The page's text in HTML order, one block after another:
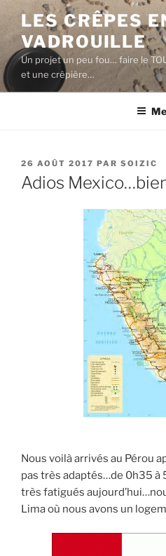
contenu
principal
LES CRÊPES
VADROUILLE
Un projet un peu fou… faire le
et une crêpière…
PUBLIÉ
LE
26 AOÛT 2017 PAR SOIZIC
Adios
Nous voilà arrivés au Pérou
pas très adaptés…de 0h35 à
très fatigués
Lima où nous avons un